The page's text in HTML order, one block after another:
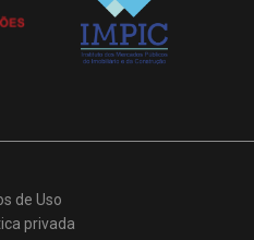
de Uso
privada